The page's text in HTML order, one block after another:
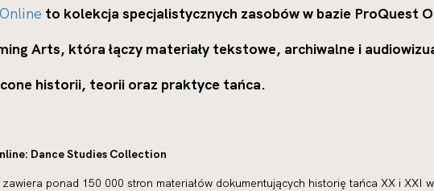
to kolekcja specjalistycznych zasobów w bazie ProQuest
Arts, która łączy materiały tekstowe, archiwalne i
historii, teorii oraz praktyce tańca.
Dance Studies Collection
ponad 150 000 stron materiałów dokumentujących historię tańca XX i XXI